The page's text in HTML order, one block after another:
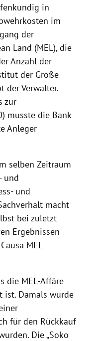
in
im
der
Land (MEL), die
Anzahl der
der Größe
der Verwalter.
zur
musste die Bank
Anleger
selben Zeitraum
und
und
macht
bei zuletzt
Ergebnissen
MEL
die MEL-Affäre
ist. Damals wurde
für den Rückkauf
Die „Soko